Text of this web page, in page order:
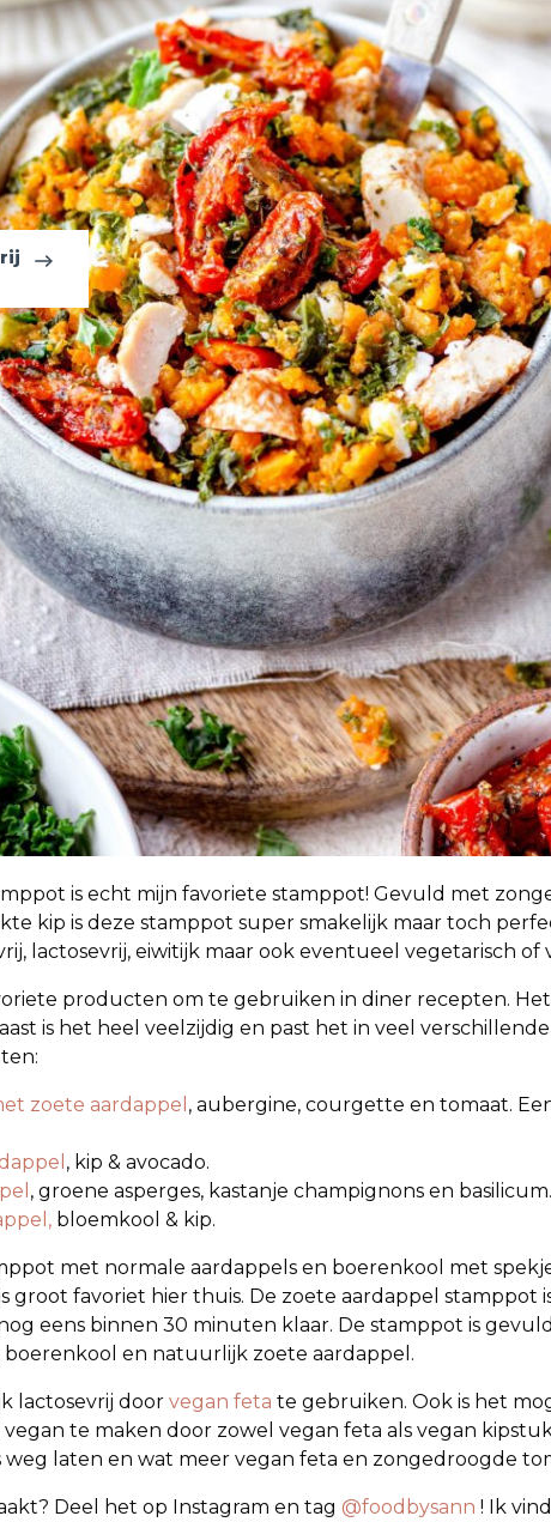
is echt mijn favoriete stamppot! Gevuld met
kip is deze stamppot super smakelijk maar toch
lactosevrij, eiwitijk maar ook eventueel vegetarisch of
producten om te gebruiken in diner recepten.
is het heel veelzijdig en past het in veel
zoete aardappel , aubergine, courgette en tomaat.
, kip & avocado.
, groene asperges, kastanje champignons en basilicum.
bloemkool & kip.
met normale aardappels en boerenkool met
groot favoriet hier thuis. De zoete aardappel stamppot
eens binnen 30 minuten klaar. De stamppot is
boerenkool en natuurlijk zoete aardappel.
lactosevrij door vegan feta te gebruiken. Ook is het
te maken door zowel vegan feta als vegan
laten en wat meer vegan feta en zongedroogde
Deel het op Instagram en tag @foodbysann ! Ik